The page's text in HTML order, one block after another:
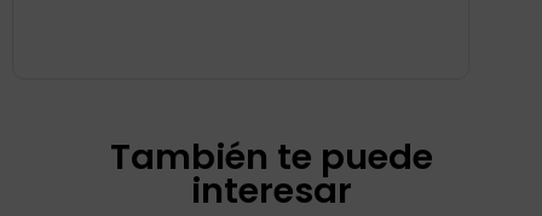
También te puede
interesar